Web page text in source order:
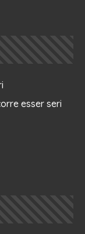
esser seri